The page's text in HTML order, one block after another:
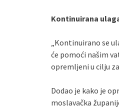
Kontinuirana
„Kontinuirano se
će pomoći našim
opremljeni u cilju
Dodao je kako je
moslavačka